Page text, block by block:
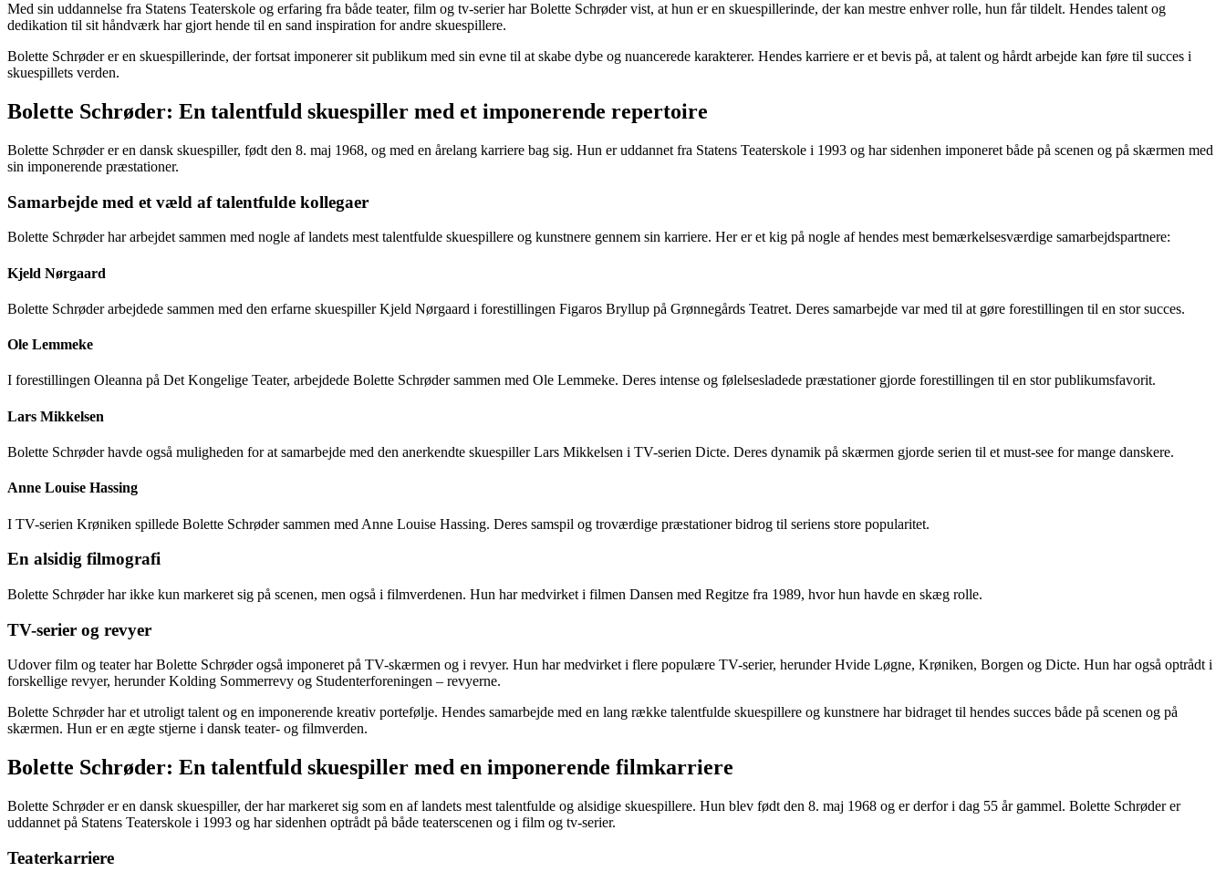
Med sin uddannelse fra Statens Teaterskole og erfaring fra både teater, film og tv-serier har Bolette Schrøder vist, at hun er en skuespillerinde, der kan mestre enhver rolle, hun får tildelt. Hendes talent og
dedikation til sit håndværk har gjort hende til en sand inspiration for andre skuespillere.
Bolette Schrøder er en skuespillerinde, der fortsat imponerer sit publikum med sin evne til at skabe dybe og nuancerede karakterer. Hendes karriere er et bevis på, at talent og hårdt arbejde kan føre til succes i
skuespillets verden.
Bolette Schrøder: En talentfuld skuespiller med et imponerende repertoire
Bolette Schrøder er en dansk skuespiller, født den 8. maj 1968, og med en årelang karriere bag sig. Hun er uddannet fra Statens Teaterskole i 1993 og har sidenhen imponeret både på scenen og på skærmen med
sin imponerende præstationer.
Samarbejde med et væld af talentfulde kollegaer
Bolette Schrøder har arbejdet sammen med nogle af landets mest talentfulde skuespillere og kunstnere gennem sin karriere. Her er et kig på nogle af hendes mest bemærkelsesværdige samarbejdspartnere:
Kjeld Nørgaard
Bolette Schrøder arbejdede sammen med den erfarne skuespiller Kjeld Nørgaard i forestillingen Figaros Bryllup på Grønnegårds Teatret. Deres samarbejde var med til at gøre forestillingen til en stor succes.
Ole Lemmeke
I forestillingen Oleanna på Det Kongelige Teater, arbejdede Bolette Schrøder sammen med Ole Lemmeke. Deres intense og følelsesladede præstationer gjorde forestillingen til en stor publikumsfavorit.
Lars Mikkelsen
Bolette Schrøder havde også muligheden for at samarbejde med den anerkendte skuespiller Lars Mikkelsen i TV-serien Dicte. Deres dynamik på skærmen gjorde serien til et must-see for mange danskere.
Anne Louise Hassing
I TV-serien Krøniken spillede Bolette Schrøder sammen med Anne Louise Hassing. Deres samspil og troværdige præstationer bidrog til seriens store popularitet.
En alsidig filmografi
Bolette Schrøder har ikke kun markeret sig på scenen, men også i filmverdenen. Hun har medvirket i filmen Dansen med Regitze fra 1989, hvor hun havde en skæg rolle.
TV-serier og revyer
Udover film og teater har Bolette Schrøder også imponeret på TV-skærmen og i revyer. Hun har medvirket i flere populære TV-serier, herunder Hvide Løgne, Krøniken, Borgen og Dicte. Hun har også optrådt i
forskellige revyer, herunder Kolding Sommerrevy og Studenterforeningen – revyerne.
Bolette Schrøder har et utroligt talent og en imponerende kreativ portefølje. Hendes samarbejde med en lang række talentfulde skuespillere og kunstnere har bidraget til hendes succes både på scenen og på
skærmen. Hun er en ægte stjerne i dansk teater- og filmverden.
Bolette Schrøder: En talentfuld skuespiller med en imponerende filmkarriere
Bolette Schrøder er en dansk skuespiller, der har markeret sig som en af landets mest talentfulde og alsidige skuespillere. Hun blev født den 8. maj 1968 og er derfor i dag 55 år gammel. Bolette Schrøder er
uddannet på Statens Teaterskole i 1993 og har sidenhen optrådt på både teaterscenen og i film og tv-serier.
Teaterkarriere